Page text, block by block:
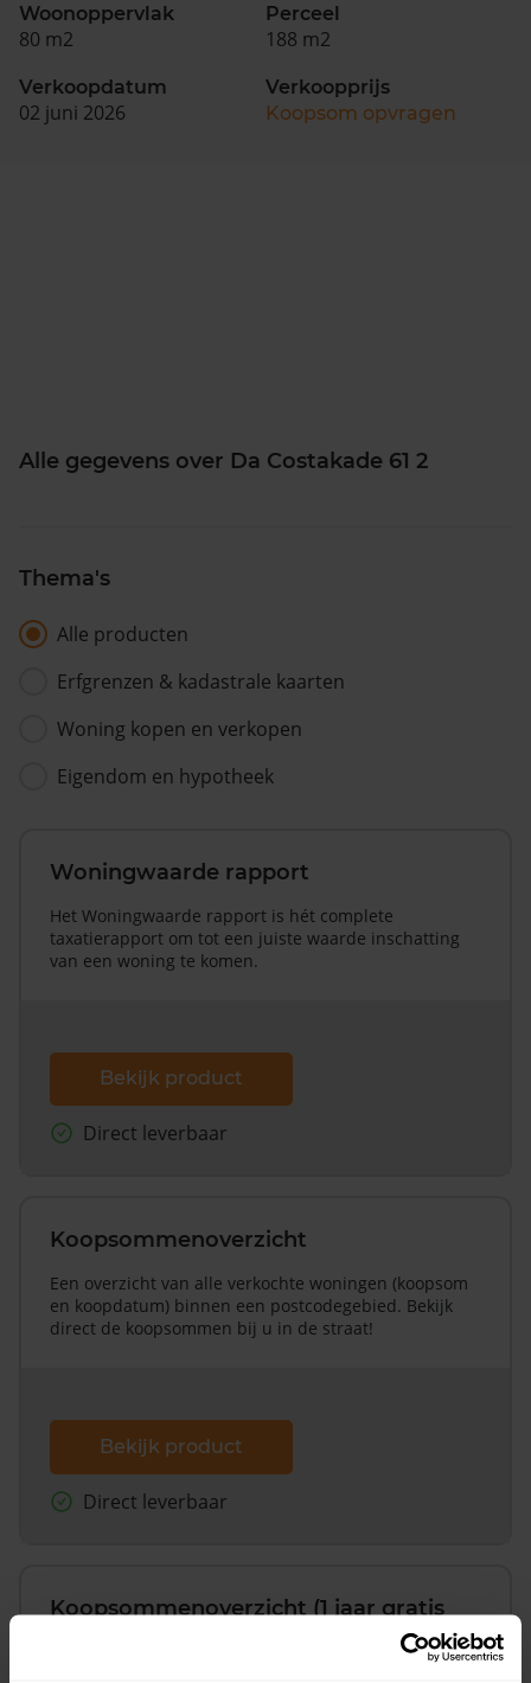
Woonoppervlak
80 m2
Perceel
188 m2
Verkoopdatum
02 juni 2026
Verkoopprijs
Koopsom opvragen
Alle gegevens over Da Costakade 61 2
Thema's
Alle producten
Erfgrenzen & kadastrale kaarten
Woning kopen en verkopen
Eigendom en hypotheek
Woningwaarde rapport
Het Woningwaarde rapport is hét complete
taxatierapport om tot een juiste waarde inschatting
van een woning te komen.
Bekijk product
Direct leverbaar
Koopsommenoverzicht
Een overzicht van alle verkochte woningen (koopsom
en koopdatum) binnen een postcodegebied. Bekijk
direct de koopsommen bij u in de straat!
Bekijk product
Direct leverbaar
Koopsommenoverzicht (1 jaar gratis